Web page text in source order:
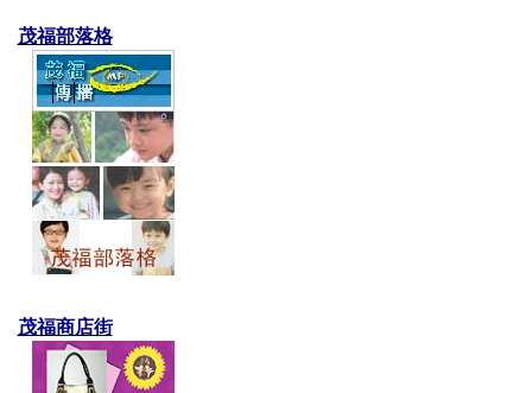
茂福部落格
茂福商店街